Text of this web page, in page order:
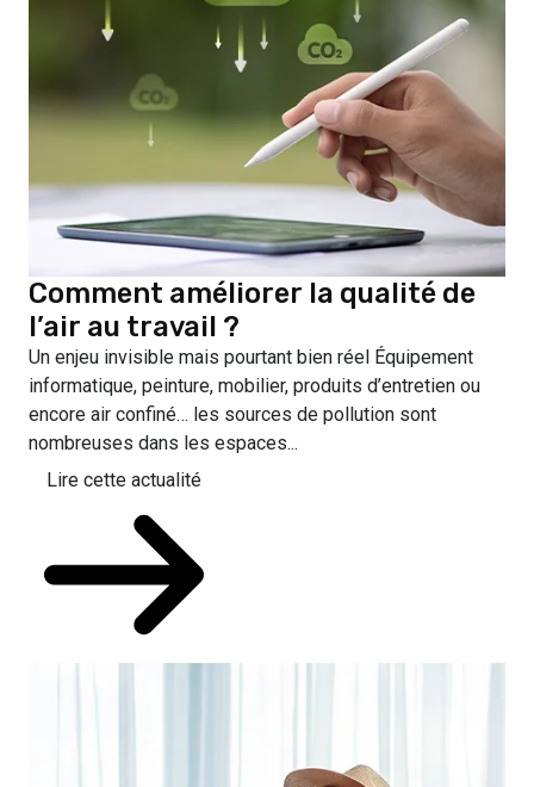
Comment améliorer la qualité de
l’air au travail ?
Un enjeu invisible mais pourtant bien réel Équipement
informatique, peinture, mobilier, produits d’entretien ou
encore air confiné… les sources de pollution sont
nombreuses dans les espaces...
Lire cette actualité